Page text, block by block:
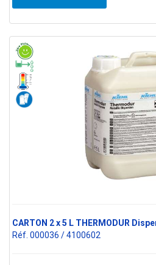
CARTON 2 x 5 L THERMODUR
Réf. 000036 / 4100602